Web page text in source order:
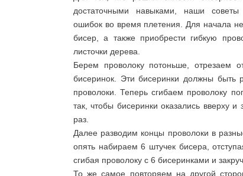
достаточными навыками, наши советы
ошибок во время плетения. Для начала
бисер, а также приобрести гибкую
листочки дерева.
Берем проволоку потоньше,
бисеринок. Эти бисеринки должны
проволоки. Теперь сгибаем проволоку
так, чтобы бисеринки оказались вверху
раз.
Далее разводим концы проволоки в
опять набираем 6 штучек бисера,
сгибая проволоку с 6 бисеринками и
То же самое повторяем на другой